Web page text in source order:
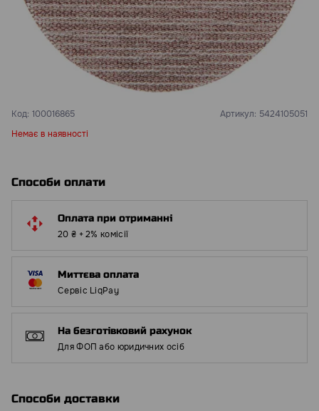
Код: 100016865 Артикул: 5424105051
Немає в наявності
Способи оплати
Оплата при отриманні
20 ₴ + 2% комісії
Миттєва оплата
Сервіс LiqPay
На безготівковий рахунок
Для ФОП або юридичних осіб
Способи доставки